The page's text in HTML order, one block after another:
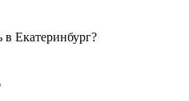
в Екатеринбург?